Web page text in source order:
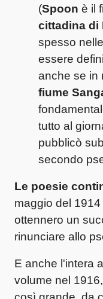
(Spoon è il
cittadina di
spesso
essere
anche se in
fiume
tutto al
pubblicò
secondo
Le poesie
maggio del
ottennero un
rinunciare allo
E anche l'intera
volume nel